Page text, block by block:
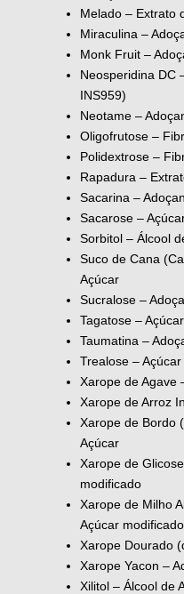
Melado – Extrato
Miraculina –
Monk Fruit –
Neosperidina DC
INS959)
Neotame –
Oligofrutose –
Polidextrose –
Rapadura –
Sacarina –
Sacarose –
Sorbitol – Álcool
Suco de Cana
Açúcar
Sucralose –
Tagatose –
Taumatina –
Trealose – Açúcar
Xarope de Agave
Xarope de Arroz
Xarope de Bordo
Açúcar
Xarope de
modificado
Xarope de Milho
Açúcar modificado
Xarope Dourado
Xarope Yacon –
Xilitol – Álcool de